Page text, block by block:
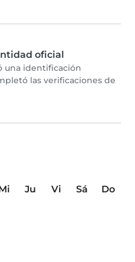
oficial
una identificación
las verificaciones de
Ju Vi Sá
Do